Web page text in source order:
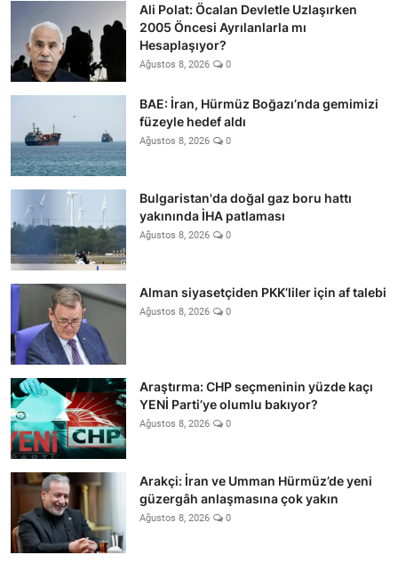
Ali Polat: Öcalan Devletle Uzlaşırken
2005 Öncesi Ayrılanlarla mı
Hesaplaşıyor?
Ağustos 8, 2026 0
BAE: İran, Hürmüz Boğazı’nda gemimizi
füzeyle hedef aldı
Ağustos 8, 2026 0
Bulgaristan'da doğal gaz boru hattı
yakınında İHA patlaması
Ağustos 8, 2026 0
Alman siyasetçiden PKK’liler için af talebi
Ağustos 8, 2026 0
Araştırma: CHP seçmeninin yüzde kaçı
YENİ Parti’ye olumlu bakıyor?
Ağustos 8, 2026 0
Arakçi: İran ve Umman Hürmüz’de yeni
güzergâh anlaşmasına çok yakın
Ağustos 8, 2026 0